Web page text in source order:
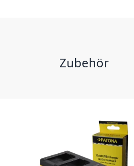
Zubehör